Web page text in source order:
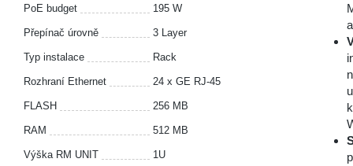
PoE budget 195 W
Přepínač úrovně 3 Layer
Typ instalace Rack
Rozhraní Ethernet 24 x GE RJ-45
FLASH 256 MB
RAM 512 MB
Výška RM UNIT 1U